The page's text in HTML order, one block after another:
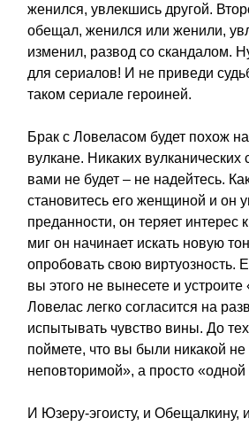
женился, увлекшись другой.
обещал, женился или женили,
изменил, развод со скандалом.
для сериалов! И не приведи
таком сериале героиней.
Брак с Ловеласом будет похож
вулкане. Никаких вулканических
вами не будет – не надейтесь.
становитесь его женщиной и он
преданности, он теряет интерес
миг он начинает искать новую
опробовать свою виртуозность.
вы этого не вынесете и
Ловелас легко согласится на
испытывать чувство вины. До
поймете, что вы были никакой
неповторимой», а просто
И Юзеру-эгоисту, и Обещалкину,